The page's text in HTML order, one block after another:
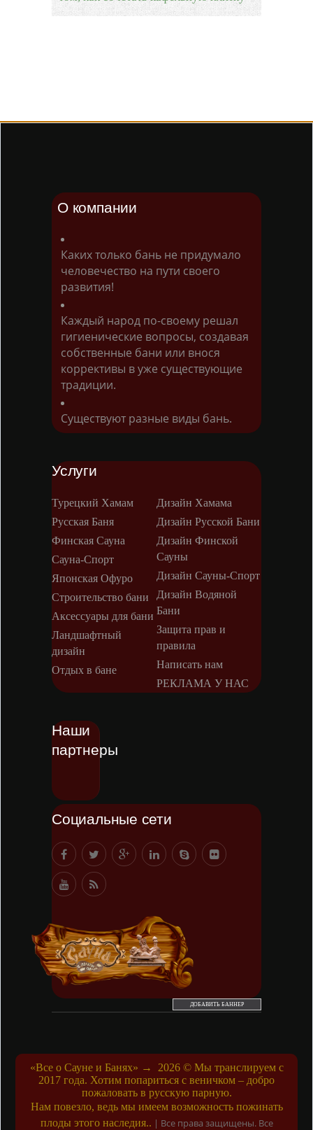
О компании
Каких только бань не придумало
человечество на пути своего
развития!
Каждый народ по-своему решал
гигиенические вопросы, создавая
собственные бани или внося
коррективы в уже существующие
традиции.
Существуют разные виды бань.
Услуги
Турецкий Хамам
Русская Баня
Финская Сауна
Сауна-Спорт
Японская Офуро
Строительство бани
Аксессуары для бани
Ландшафтный
дизайн
Отдых в бане
Дизайн Хамама
Дизайн Русской Бани
Дизайн Финской
Сауны
Дизайн Сауны-Спорт
Дизайн Водяной
Бани
Защита прав и
правила
Написать нам
РЕКЛАМА У НАС
Наши
партнеры
Социальные сети
ДОБАВИТЬ БАННЕР
«Все о Сауне и Банях» → 2026© Мы транслируем с
2017 года. Хотим попариться с веничком – добро
пожаловать в русскую парную.
Нам повезло, ведь мы имеем возможность пожинать
плоды этого наследия.. | Все права защищены. Все